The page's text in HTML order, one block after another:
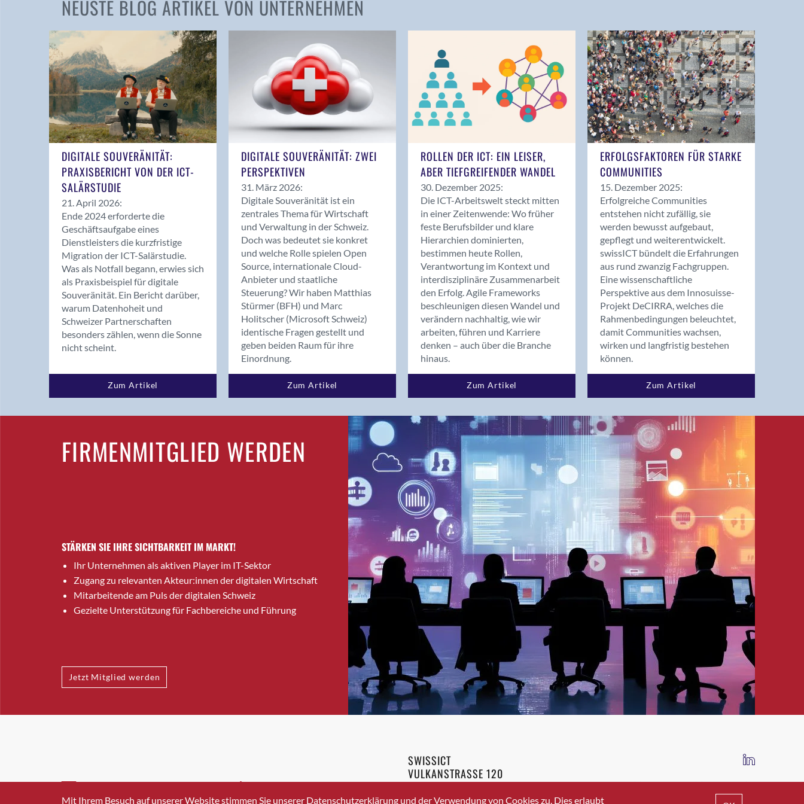
Andelfingen
Balsthal
Balzers
Bassersdorf
Benken (SG)
Bergdietikon
Bern - Liebefeld
Bolligen
Bonaduz
Bonstetten
Bottighofen
Bremgarten bei Bern
Brig-Glis
Bronschhofen
Brugg AG
Brütten
Bubendorf
Buchs (SG)
Bäretswil
Bülach
Cazis
Cham
Davos Platz
Davos Platz 1
NEUSTE BLOG ARTIKEL VON UNTERNEHMEN
DIGITALE SOUVERÄNITÄT:
PRAXISBERICHT VON DER ICT-
SALÄRSTUDIE
21. April 2026:
Ende 2024 erforderte die
Geschäftsaufgabe eines
Dienstleisters die kurzfristige
Migration der ICT-Salärstudie.
Was als Notfall begann, erwies sich
als Praxisbeispiel für digitale
Souveränität. Ein Bericht darüber,
warum Datenhoheit und
Schweizer Partnerschaften
besonders zählen, wenn die Sonne
nicht scheint.
Zum Artikel
DIGITALE SOUVERÄNITÄT: ZWEI
PERSPEKTIVEN
31. März 2026:
Digitale Souveränität ist ein
zentrales Thema für Wirtschaft
und Verwaltung in der Schweiz.
Doch was bedeutet sie konkret
und welche Rolle spielen Open
Source, internationale Cloud-
Anbieter und staatliche
Steuerung? Wir haben Matthias
Stürmer (BFH) und Marc
Holitscher (Microsoft Schweiz)
identische Fragen gestellt und
geben beiden Raum für ihre
Einordnung.
Zum Artikel
ROLLEN DER ICT: EIN LEISER,
ABER TIEFGREIFENDER WANDEL
30. Dezember 2025:
Die ICT-Arbeitswelt steckt mitten
in einer Zeitenwende: Wo früher
feste Berufsbilder und klare
Hierarchien dominierten,
bestimmen heute Rollen,
Verantwortung im Kontext und
interdisziplinäre Zusammenarbeit
den Erfolg. Agile Frameworks
beschleunigen diesen Wandel und
verändern nachhaltig, wie wir
arbeiten, führen und Karriere
denken – auch über die Branche
hinaus.
Zum Artikel
ERFOLGSFAKTOREN FÜR STARKE
COMMUNITIES
15. Dezember 2025:
Erfolgreiche Communities
entstehen nicht zufällig, sie
werden bewusst aufgebaut,
gepflegt und weiterentwickelt.
swissICT bündelt die Erfahrungen
aus rund zwanzig Fachgruppen.
Eine wissenschaftliche
Perspektive aus dem Innosuisse-
Projekt DeCIRRA, welches die
Rahmenbedingungen beleuchtet,
damit Communities wachsen,
wirken und langfristig bestehen
können.
Zum Artikel
FIRMENMITGLIED WERDEN
STÄRKEN SIE IHRE SICHTBARKEIT IM MARKT!
Ihr Unternehmen als aktiven Player im IT-Sektor
Zugang zu relevanten Akteur:innen der digitalen Wirtschaft
Mitarbeitende am Puls der digitalen Schweiz
Gezielte Unterstützung für Fachbereiche und Führung
Jetzt Mitglied werden
INFO@SWISSICT.CH +41 43 336 40 20
SWISSICT
VULKANSTRASSE 120
8048 ZURICH
IMPRESSUM DATENSCHUTZ AGB
Mit Ihrem Besuch auf unserer Website stimmen Sie unserer Datenschutzerklärung und der Verwendung von Cookies zu. Dies erlaubt